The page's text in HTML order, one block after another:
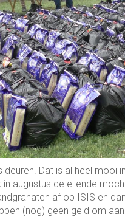
deuren. Dat is al heel mooi
augustus de ellende
af op ISIS en
(nog) geen geld om